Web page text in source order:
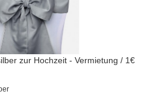
zur Hochzeit - Vermietung / 1€